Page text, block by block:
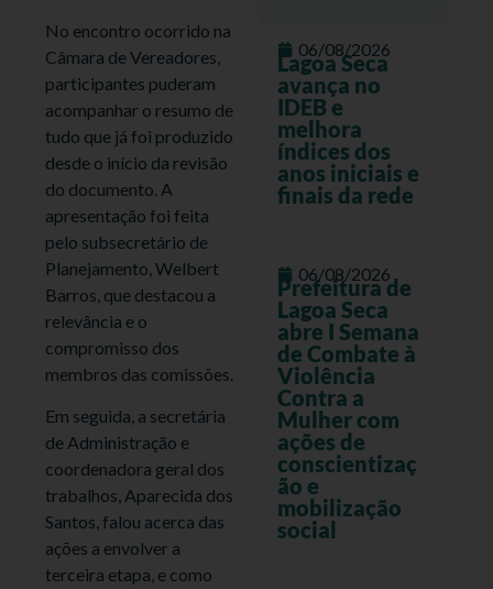
No encontro ocorrido na
Câmara de Vereadores,
participantes puderam
acompanhar o resumo de
tudo que já foi produzido
desde o início da revisão
do documento. A
apresentação foi feita
pelo subsecretário de
Planejamento, Welbert
Barros, que destacou a
relevância e o
compromisso dos
membros das comissões.
Em seguida, a secretária
de Administração e
coordenadora geral dos
trabalhos, Aparecida dos
Santos, falou acerca das
ações a envolver a
terceira etapa, e como
06/08/2026
Lagoa Seca
avança no
IDEB e
melhora
índices dos
anos iniciais e
finais da rede
06/08/2026
Prefeitura de
Lagoa Seca
abre I Semana
de Combate à
Violência
Contra a
Mulher com
ações de
conscientizaç
ão e
mobilização
social